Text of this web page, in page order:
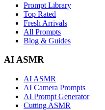
Prompt Library
Top Rated
Fresh Arrivals
All Prompts
Blog & Guides
AI ASMR
AI ASMR
AI Camera Prompts
AI Prompt Generator
Cutting ASMR